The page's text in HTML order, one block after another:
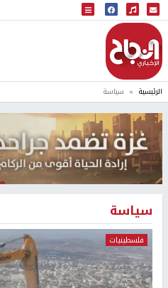
البث المباشر
إذاعة النجاح
الرئيسية سياسة
سياسة
فلسطينيات